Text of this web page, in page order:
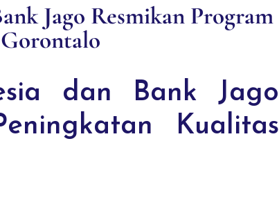
Jago Resmikan Program
dan Bank Jago
Kualitas